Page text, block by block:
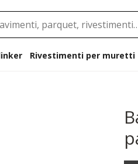
Rivestimenti per muretti